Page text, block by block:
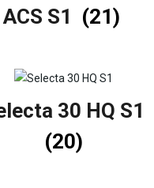
ACS S1 (21)
30 HQ S1
(20)